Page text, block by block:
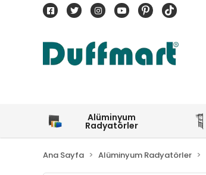
Alüminyum
Radyatörler
Ana Sayfa Alüminyum Radyatörler